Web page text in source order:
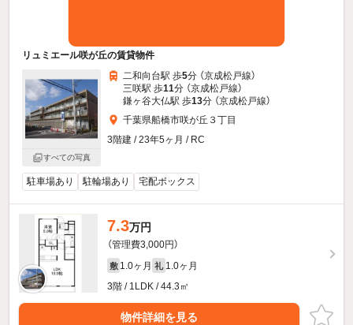
リュミエール咲が丘の賃貸物件
すべての写真
二和向台駅 歩5分 （京成松戸線）
三咲駅 歩11分 （京成松戸線）
鎌ヶ谷大仏駅 歩13分 （京成松戸線）
千葉県船橋市咲が丘３丁目
3階建 / 23年5ヶ月 / RC
駐車場あり 駐輪場あり 宅配ボックス
7.3万円
（管理費3,000円）
敷 1.0ヶ月 礼 1.0ヶ月
3階 / 1LDK / 44.3㎡
物件詳細を見る